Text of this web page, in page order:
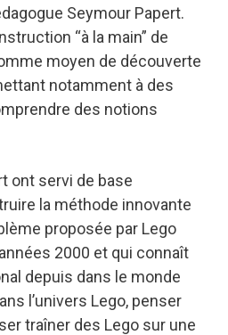
Seymour Papert.
“à la main” de
moyen de découverte
notamment à des
des notions
ont servi de base
la méthode innovante
proposée par Lego
2000 et qui connaît
depuis dans le monde
l’univers Lego, penser
traîner des Lego sur une